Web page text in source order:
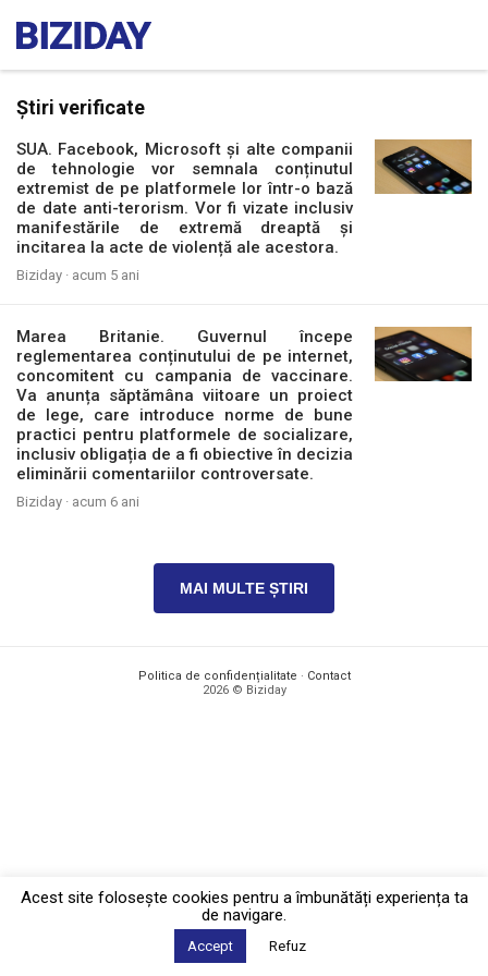
Știri verificate
SUA. Facebook, Microsoft și alte companii
de tehnologie vor semnala conținutul
extremist de pe platformele lor într-o bază
de date anti-terorism. Vor fi vizate inclusiv
manifestările de extremă dreaptă și
incitarea la acte de violență ale acestora.
Biziday · acum 5 ani
Marea Britanie. Guvernul începe
reglementarea conținutului de pe internet,
concomitent cu campania de vaccinare.
Va anunța săptămâna viitoare un proiect
de lege, care introduce norme de bune
practici pentru platformele de socializare,
inclusiv obligația de a fi obiective în decizia
eliminării comentariilor controversate.
Biziday · acum 6 ani
MAI MULTE ȘTIRI
Politica de confidențialitate · Contact
2026 © Biziday
Acest site foloseşte cookies pentru a îmbunătăți experiența ta
de navigare.
Accept Refuz